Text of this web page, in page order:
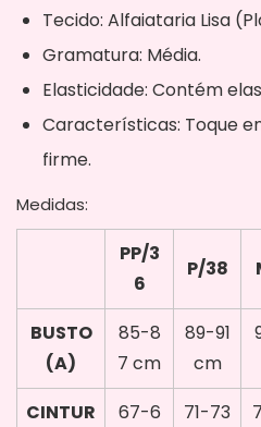
Tecido: Alfaiataria Lisa
Gramatura: Média.
Elasticidade: Contém
Características: Toque
firme.
Medidas:
PP/3
6
P/38
BUSTO
(A)
85-8
7 cm
89-91
cm
CINTUR
67-6
71-73